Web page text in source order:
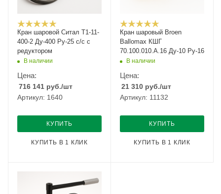
Кран шаровой Cитал T1-11-
400-2 Ду-400 Ру-25 с/с с
редуктором
В наличии
Цена:
716 141 руб./шт
Артикул: 1640
КУПИТЬ
КУПИТЬ В 1 КЛИК
Кран шаровый Broen
Ballomax КШГ
70.100.010.А.16 Ду-10 Ру-16
В наличии
Цена:
21 310 руб./шт
Артикул: 11132
КУПИТЬ
КУПИТЬ В 1 КЛИК